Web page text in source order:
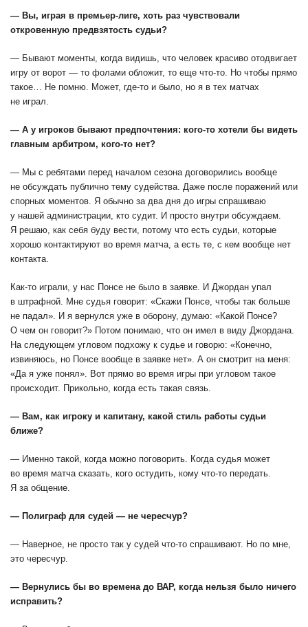
— Вы, играя в премьер-лиге, хоть раз чувствовали
откровенную предвзятость судьи?
— Бывают моменты, когда видишь, что человек красиво отодвигает
игру от ворот — то фолами обложит, то еще что-то. Но чтобы прямо
такое… Не помню. Может, где-то и было, но я в тех матчах
не играл.
— А у игроков бывают предпочтения: кого-то хотели бы видеть
главным арбитром, кого-то нет?
— Мы с ребятами перед началом сезона договорились вообще
не обсуждать публично тему судейства. Даже после поражений или
спорных моментов. Я обычно за два дня до игры спрашиваю
у нашей администрации, кто судит. И просто внутри обсуждаем.
Я решаю, как себя буду вести, потому что есть судьи, которые
хорошо контактируют во время матча, а есть те, с кем вообще нет
контакта.
Как-то играли, у нас Понсе не было в заявке. И Джордан упал
в штрафной. Мне судья говорит: «Скажи Понсе, чтобы так больше
не падал». И я вернулся уже в оборону, думаю: «Какой Понсе?
О чем он говорит?» Потом понимаю, что он имел в виду Джордана.
На следующем угловом подхожу к судье и говорю: «Конечно,
извиняюсь, но Понсе вообще в заявке нет». А он смотрит на меня:
«Да я уже понял». Вот прямо во время игры при угловом такое
происходит. Прикольно, когда есть такая связь.
— Вам, как игроку и капитану, какой стиль работы судьи
ближе?
— Именно такой, когда можно поговорить. Когда судья может
во время матча сказать, кого остудить, кому что-то передать.
Я за общение.
— Полиграф для судей — не чересчур?
— Наверное, не просто так у судей что-то спрашивают. Но по мне,
это чересчур.
— Вернулись бы во времена до ВАР, когда нельзя было ничего
исправить?